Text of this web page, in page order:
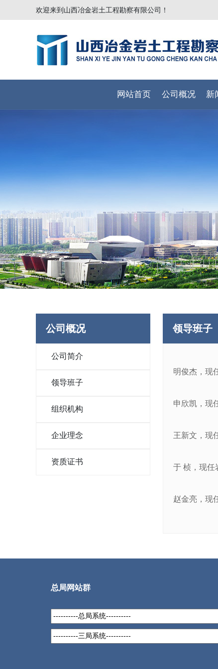
欢迎来到山西冶金岩土工程勘察有限公司！
网站首页 公司概况 新
公司概况
公司简介
领导班子
组织机构
企业理念
资质证书
领导班子
明俊杰，现
申欣凯，现
王新文，现
于 桢，现任
赵金亮，现
总局网站群